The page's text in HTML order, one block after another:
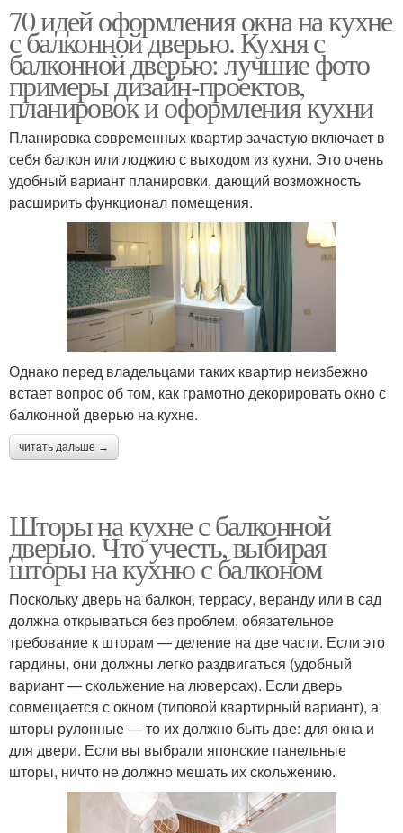
70 идей оформления окна на кухне
с балконной дверью. Кухня с
балконной дверью: лучшие фото
примеры дизайн-проектов,
планировок и оформления кухни
Планировка современных квартир зачастую включает в
себя балкон или лоджию с выходом из кухни. Это очень
удобный вариант планировки, дающий возможность
расширить функционал помещения.
Однако перед владельцами таких квартир неизбежно
встает вопрос об том, как грамотно декорировать окно с
балконной дверью на кухне.
читать дальше →
Шторы на кухне с балконной
дверью. Что учесть, выбирая
шторы на кухню с балконом
Поскольку дверь на балкон, террасу, веранду или в сад
должна открываться без проблем, обязательное
требование к шторам — деление на две части. Если это
гардины, они должны легко раздвигаться (удобный
вариант — скольжение на люверсах). Если дверь
совмещается с окном (типовой квартирный вариант), а
шторы рулонные — то их должно быть две: для окна и
для двери. Если вы выбрали японские панельные
шторы, ничто не должно мешать их скольжению.